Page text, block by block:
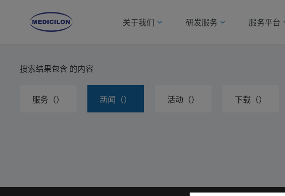
关于我们 研发服务 服务平台
搜索结果包含 的内容
服务（） 新闻（） 活动（） 下载（）